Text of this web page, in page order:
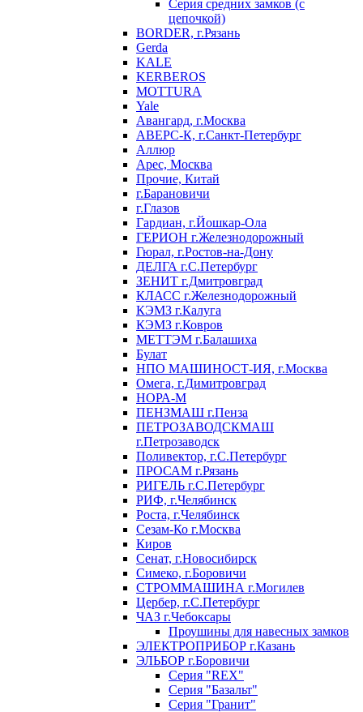
Серия средних замков (с
цепочкой)
BORDER, г.Рязань
Gerda
KALE
KERBEROS
MOTTURA
Yale
Авангард, г.Москва
АВЕРС-К, г.Санкт-Петербург
Аллюр
Арес, Москва
Прочие, Китай
г.Барановичи
г.Глазов
Гардиан, г.Йошкар-Ола
ГЕРИОН г.Железнодорожный
Гюрал, г.Ростов-на-Дону
ДЕЛГА г.С.Петербург
ЗЕНИТ г.Дмитровград
КЛАСС г.Железнодорожный
КЭМЗ г.Калуга
КЭМЗ г.Ковров
МЕТТЭМ г.Балашиха
Булат
НПО МАШИНОСТ-ИЯ, г.Москва
Омега, г.Димитровград
НОРА-М
ПЕНЗМАШ г.Пенза
ПЕТРОЗАВОДСКМАШ
г.Петрозаводск
Поливектор, г.С.Петербург
ПРОСАМ г.Рязань
РИГЕЛЬ г.С.Петербург
РИФ, г.Челябинск
Роста, г.Челябинск
Сезам-Ко г.Москва
Киров
Сенат, г.Новосибирск
Симеко, г.Боровичи
СТРОММАШИНА г.Могилев
Цербер, г.С.Петербург
ЧАЗ г.Чебоксары
Проушины для навесных замков
ЭЛЕКТРОПРИБОР г.Казань
ЭЛЬБОР г.Боровичи
Серия "REX"
Серия "Базальт"
Серия "Гранит"